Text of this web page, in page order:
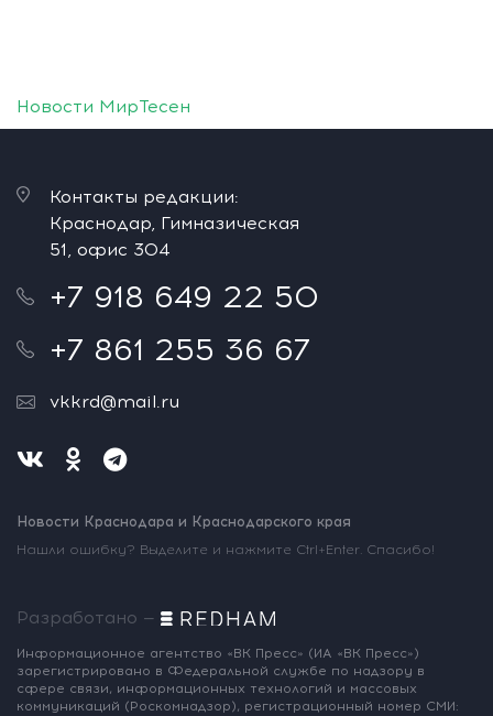
Новости МирТесен
Контакты редакции:
Краснодар, Гимназическая
51, офис 304
+7 918 649 22 50
+7 861 255 36 67
vkkrd@mail.ru
Новости Краснодара и Краснодарского края
Нашли ошибку? Выделите и нажмите Ctrl+Enter. Спасибо!
Разработано —
Информационное агентство «ВК Пресс» (ИА «ВК Пресс»)
зарегистрировано в Федеральной службе по надзору в
сфере связи, информационных технологий и массовых
коммуникаций (Роскомнадзор), регистрационный номер СМИ: